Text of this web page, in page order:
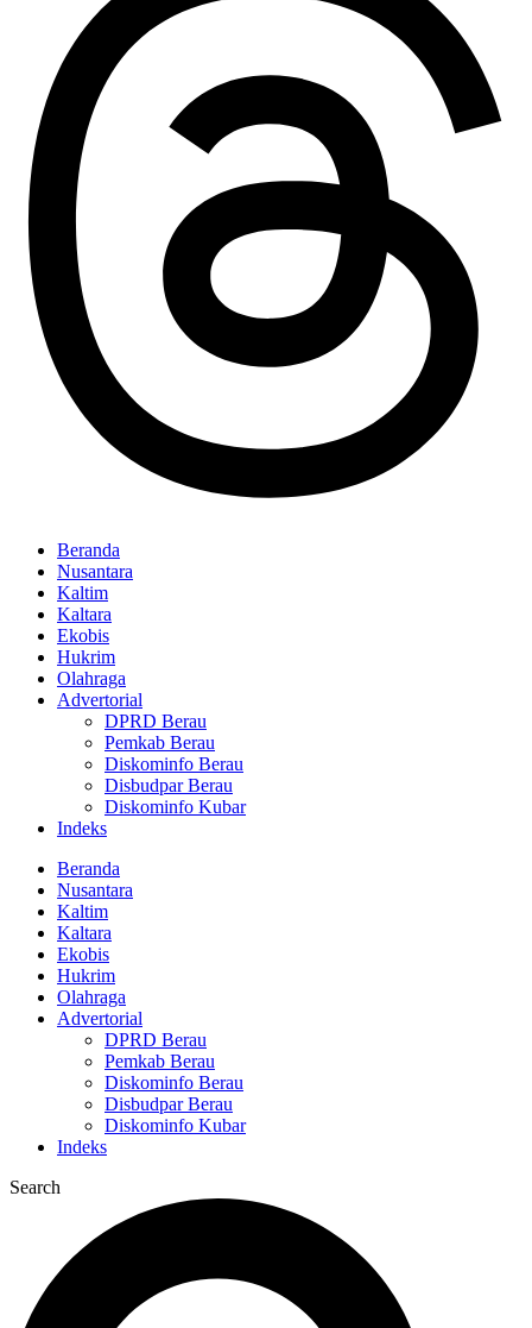
Beranda
Nusantara
Kaltim
Kaltara
Ekobis
Hukrim
Olahraga
Advertorial
DPRD Berau
Pemkab Berau
Diskominfo Berau
Disbudpar Berau
Diskominfo Kubar
Indeks
Beranda
Nusantara
Kaltim
Kaltara
Ekobis
Hukrim
Olahraga
Advertorial
DPRD Berau
Pemkab Berau
Diskominfo Berau
Disbudpar Berau
Diskominfo Kubar
Indeks
Search